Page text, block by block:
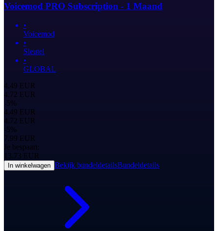
Voicemod PRO Subscription - 1 Maand
•
Voicemod
•
Sleutel
•
GLOBAL
4.49 EUR
4.72 EUR
-5%
4.49 EUR
4.72 EUR
-5%
7.99 EUR
Je bespaart:
13.73 EUR
In winkelwagen Bekijk bundeldetailsBundeldetails